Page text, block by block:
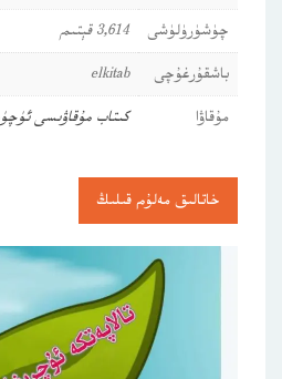
چۈشۈرۈلۈشى
3,614 قېتىم
باشقۇرغۇچى
elkitab
مۇقاۋا
كىتاب مۇقاۋىسى
خاتالىق مەلۇم قىلىڭ